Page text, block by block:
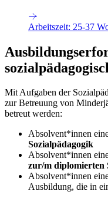
Arbeitszeit: 25-37
Mit Aufgaben der
zur Betreuung von
betreut werden:
Absolvent*innen
Sozialpädagogik
Absolvent*innen
zur/m diplomierten
Absolvent*innen
Ausbildung, die in